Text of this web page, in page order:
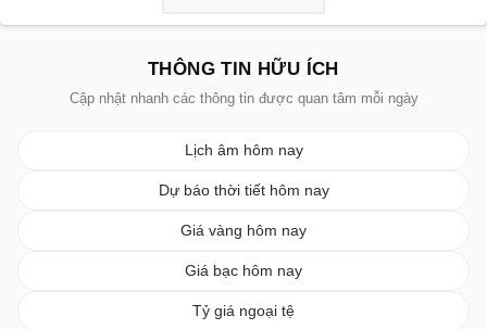
THÔNG TIN HỮU ÍCH
Cập nhật nhanh các thông tin được quan tâm mỗi ngày
Lịch âm hôm nay
Dự báo thời tiết hôm nay
Giá vàng hôm nay
Giá bạc hôm nay
Tỷ giá ngoại tệ